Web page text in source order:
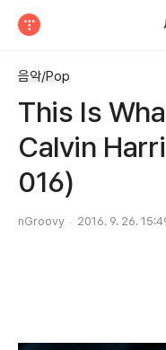
음악/Pop
This Is
Calvin
016)
nGroovy 2016. 9. 26.